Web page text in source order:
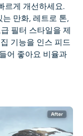
르게 개선하세요.
는 만화, 레트로 톤,
필터 스타일을 제
기능을 인스 피드
어 좋아요 비율과